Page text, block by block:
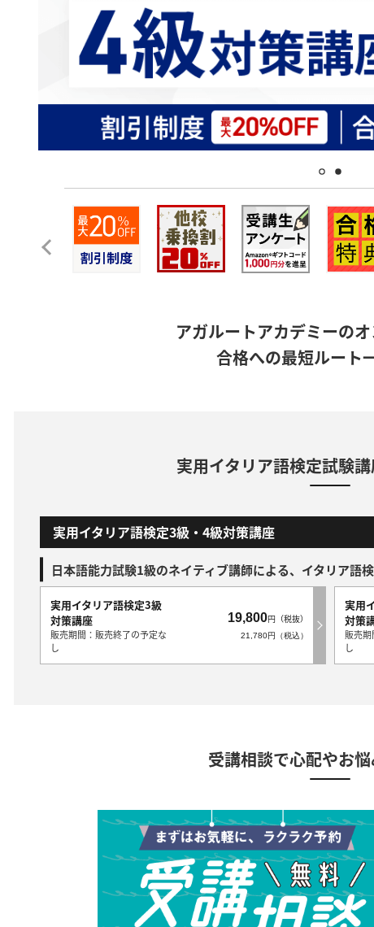
アガルートアカデミーの
合格への最短ルート
実用イタリア語検定試験
実用イタリア語検定3級・4級対策講座
日本語能力試験1級のネイティブ講師による、イタリア語
実用イタリア語検定3級
対策講座
販売期間：販売終了の予定な
し
19,800円（税抜）
21,780円（税込）
実用
対策
販売
し
受講相談で心配やお悩